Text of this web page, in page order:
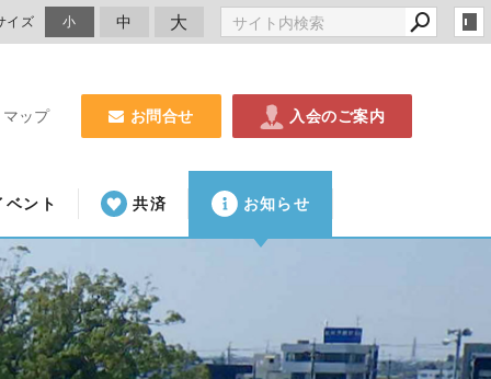
イズ 小 中 大
ップ お問合せ 入会のご案内
ベント 共済 お知らせ